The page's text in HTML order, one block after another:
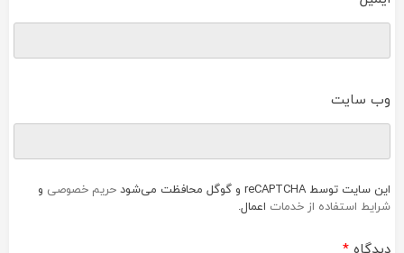
وب‌ سایت
این سایت توسط reCAPTCHA و گوگل محافظت می‌شود حریم خصوصی و
شرایط استفاده از خدمات اعمال.